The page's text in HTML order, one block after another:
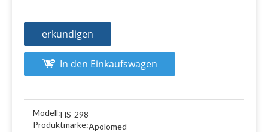
erkundigen
In den Einkaufswagen
Modell:HS-298
Produktmarke:Apolomed